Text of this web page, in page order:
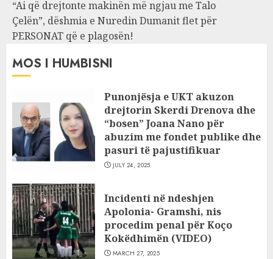
“Ai që drejtonte makinën më ngjau me Talo
Çelën”, dëshmia e Nuredin Dumanit flet për
PERSONAT që e plagosën!
MOS I HUMBISNI
Punonjësja e UKT akuzon
drejtorin Skerdi Drenova dhe
“bosen” Joana Nano për
abuzim me fondet publike dhe
pasuri të pajustifikuar
JULY 24, 2025
Incidenti në ndeshjen
Apolonia- Gramshi, nis
procedim penal për Koço
Kokëdhimën (VIDEO)
MARCH 27, 2025